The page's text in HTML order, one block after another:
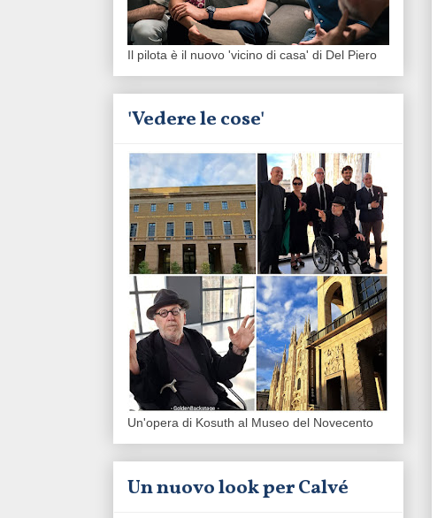
Il pilota è il nuovo 'vicino di casa' di Del Piero
'Vedere le cose'
Un'opera di Kosuth al Museo del Novecento
Un nuovo look per Calvé